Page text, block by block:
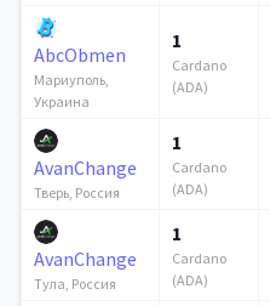
AbcObmen
Мариуполь,
Украина
1
Cardano
(ADA)
AvanChange
Тверь, Россия
1
Cardano
(ADA)
AvanChange
Тула, Россия
1
Cardano
(ADA)